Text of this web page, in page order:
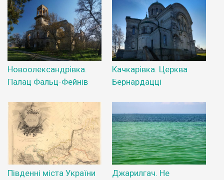
Новоолександрівка.
Палац Фальц-Фейнів
Качкарівка. Церква
Бернардацці
Південні міста України
Джарилгач. Не